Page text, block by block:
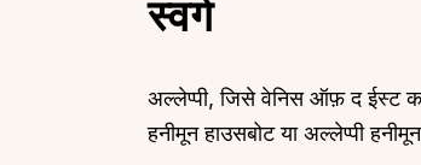
स्वर्ग
अल्लेप्पी, जिसे वेनिस ऑफ़ द ईस्ट
हनीमून हाउसबोट या अल्लेप्पी